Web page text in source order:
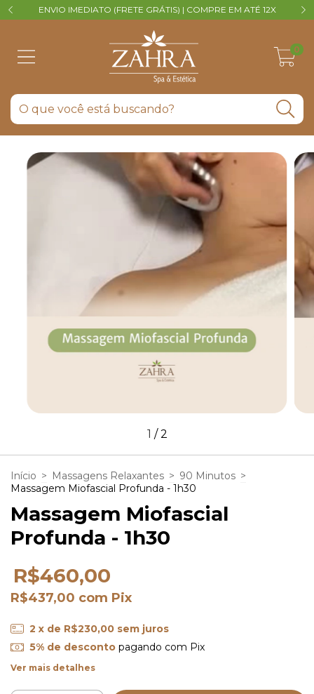
ENVIO IMEDIATO (FRETE GRÁTIS) | COMPRE EM ATÉ 12X
0
1 /2
Início > Massagens Relaxantes > 90 Minutos >
Massagem Miofascial Profunda - 1h30
Massagem Miofascial
Profunda - 1h30
R$460,00
R$437,00 com Pix
2 x de R$230,00 sem juros
5% de descontopagando com Pix
Ver mais detalhes